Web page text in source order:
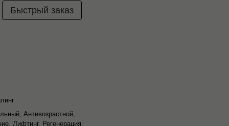
Быстрый заказ
Антивозрастной,
Лифтинг, Регенерация,